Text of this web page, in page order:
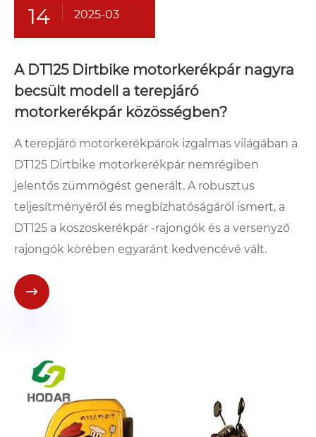
14 2025-03
A DT125 Dirtbike motorkerékpár nagyra
becsült modell a terepjáró
motorkerékpár közösségben?
A terepjáró motorkerékpárok izgalmas világában a
DT125 Dirtbike motorkerékpár nemrégiben
jelentős zümmögést generált. A robusztus
teljesítményéről és megbízhatóságáról ismert, a
DT125 a koszoskerékpár -rajongók és a versenyző
rajongók körében egyaránt kedvencévé vált.
